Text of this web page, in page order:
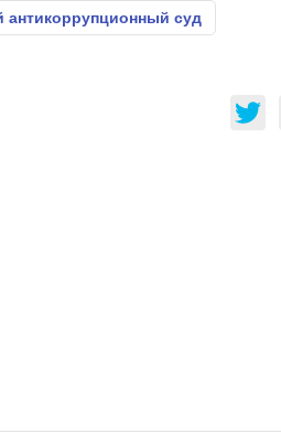
суд